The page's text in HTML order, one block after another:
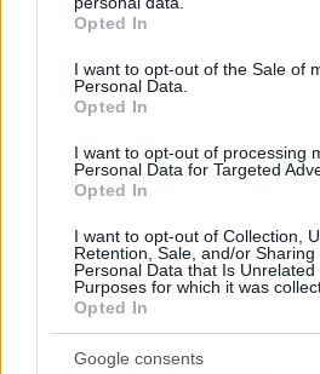
grant or deny consent to Google
use your data for below specified
consent section.
Opted In
I want to opt-out of the Sale of
Personal Data.
Opted In
I want to opt-out of processing
Personal Data for Targeted
Opted In
I want to opt-out of Collection,
Retention, Sale, and/or Sharing
Personal Data that Is Unrelated
Purposes for which it was
Opted In
Google consents
ληστεία με φίλο του, βρέθηκαν
Γιατί οι νυχτερίδες είναι τόσο
πριν 38 λεπτά
«Τριάρα» με 11 αλλαγές για την
πριν 41 λεπτά
Κίνα: Σήκωσαν τσιμεντένιο
λιμενικό έργο – Θα
πλοία
πριν 44 λεπτά